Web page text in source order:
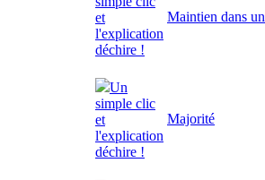
et
l'explication
déchire !
Maintien dans
Un
simple clic
et
l'explication
déchire !
Majorité